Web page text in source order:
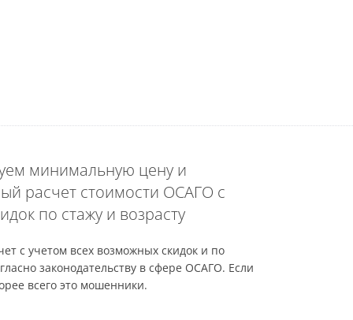
минимальную цену и
расчет стоимости ОСАГО с
по стажу и возрасту
с учетом всех возможных скидок и по
законодательству в сфере ОСАГО. Если
всего это мошенники.